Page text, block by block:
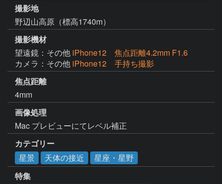
撮影地
野辺山高原（標高1740m）
撮影機材
望遠鏡：その他 iPhone12 焦点距離4.2mm F1.6
カメラ：その他 iPhone12 手持ち撮影
焦点距離
4mm
画像処理
カテゴリー
星景
天体の接近
星座・星野
特集